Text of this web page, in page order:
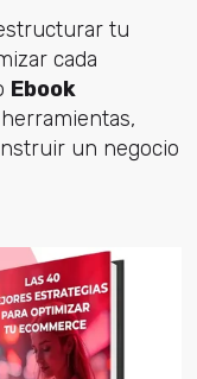
tu
cada
Ebook
un negocio